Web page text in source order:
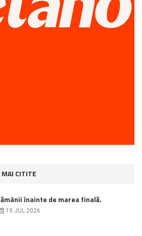
MAI CITITE
înainte de marea finală.
19 JUL 2026